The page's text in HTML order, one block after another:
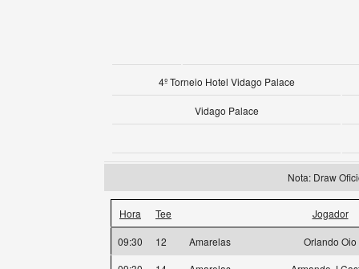
4º Torneio Hotel Vidago Palace
Vidago Palace
Nota: Draw
Hora Tee Jogador
09:30 12 Amarelas
Orlando Oio